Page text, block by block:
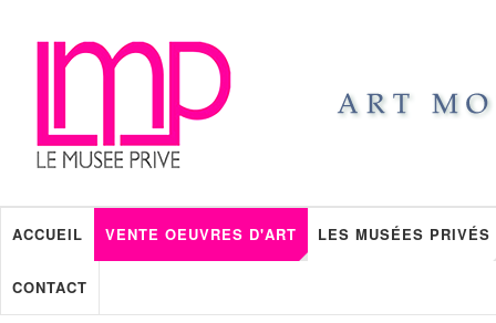
ACCUEIL VENTE OEUVRES D'ART LES MUSÉES PRIVÉS
CONTACT